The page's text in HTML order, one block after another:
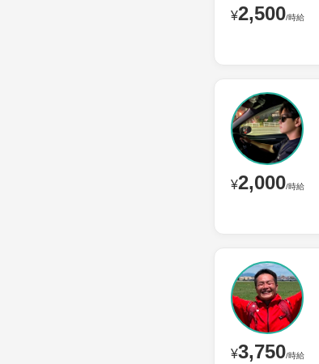
¥2,500/時給
¥2,000/時給
¥3,750/時給